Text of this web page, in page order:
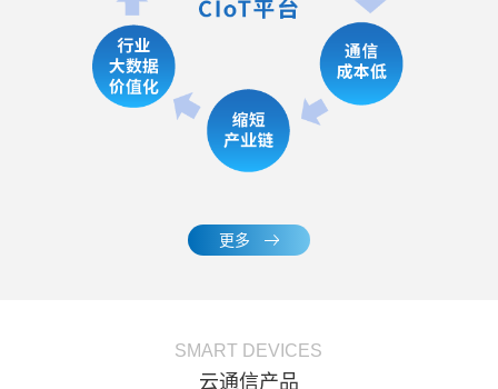
更多
SMART DEVICES
云通信产品